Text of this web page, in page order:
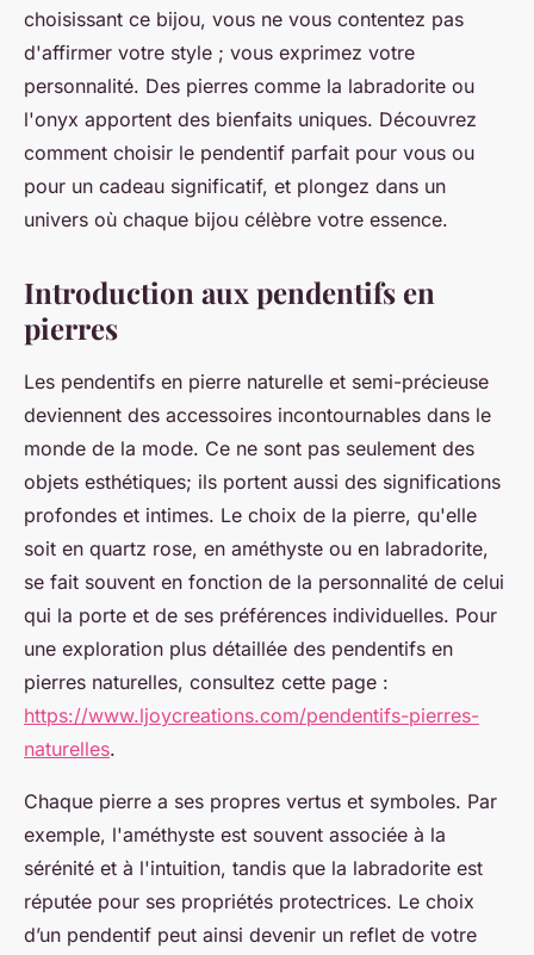
choisissant ce bijou, vous ne vous contentez pas
d'affirmer votre style ; vous exprimez votre
personnalité. Des pierres comme la labradorite ou
l'onyx apportent des bienfaits uniques. Découvrez
comment choisir le pendentif parfait pour vous ou
pour un cadeau significatif, et plongez dans un
univers où chaque bijou célèbre votre essence.
Introduction aux pendentifs en
pierres
Les pendentifs en pierre naturelle et semi-précieuse
deviennent des accessoires incontournables dans le
monde de la mode. Ce ne sont pas seulement des
objets esthétiques; ils portent aussi des significations
profondes et intimes. Le choix de la pierre, qu'elle
soit en quartz rose, en améthyste ou en labradorite,
se fait souvent en fonction de la personnalité de celui
qui la porte et de ses préférences individuelles. Pour
une exploration plus détaillée des pendentifs en
pierres naturelles, consultez cette page :
https://www.ljoycreations.com/pendentifs-pierres-
naturelles.
Chaque pierre a ses propres vertus et symboles. Par
exemple, l'améthyste est souvent associée à la
sérénité et à l'intuition, tandis que la labradorite est
réputée pour ses propriétés protectrices. Le choix
d’un pendentif peut ainsi devenir un reflet de votre